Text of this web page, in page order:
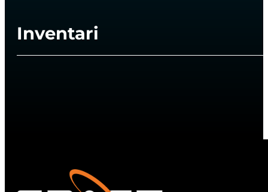
Inventari